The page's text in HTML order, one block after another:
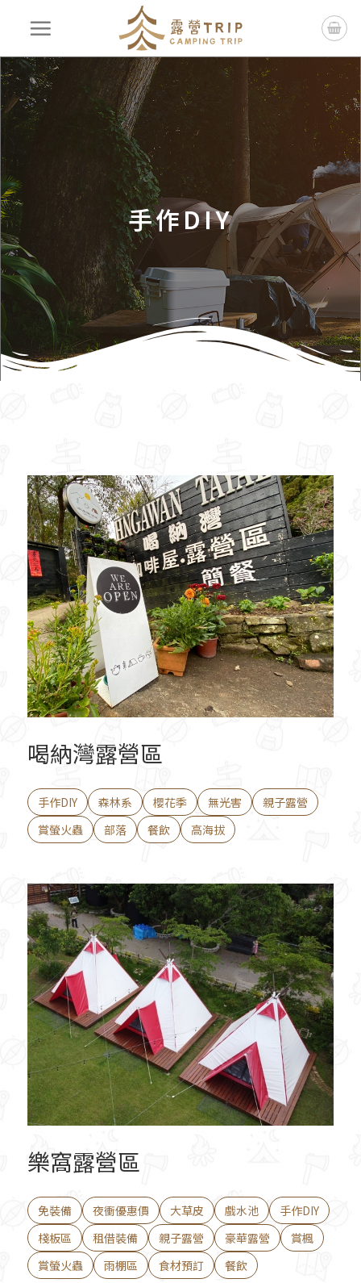
手作DIY
喝納灣露營區
手作DIY 森林系 櫻花季 無光害
親子露營
賞螢火蟲
部落 餐飲 高海拔
樂窩露營區
免裝備 夜衝優惠價 大草皮 戲水池
手作DIY
棧板區
租借裝備 親子露營 豪華露營
賞楓
賞螢火蟲
雨棚區 食材預訂 餐飲